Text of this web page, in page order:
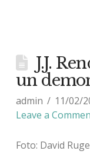
J.J.
un
admin 11/02/
Leave a
Foto: David